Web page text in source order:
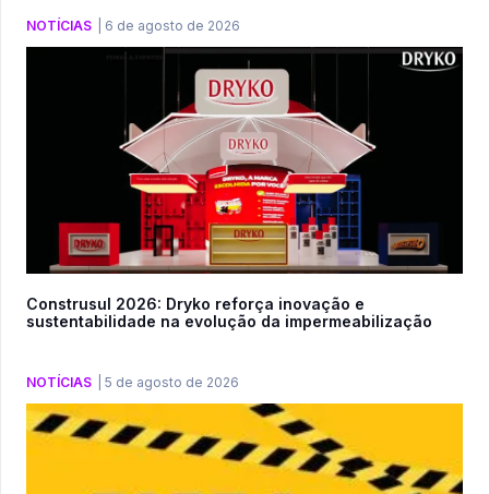
NOTÍCIAS 6 de agosto de 2026
Construsul 2026: Dryko reforça inovação e
sustentabilidade na evolução da impermeabilização
NOTÍCIAS 5 de agosto de 2026